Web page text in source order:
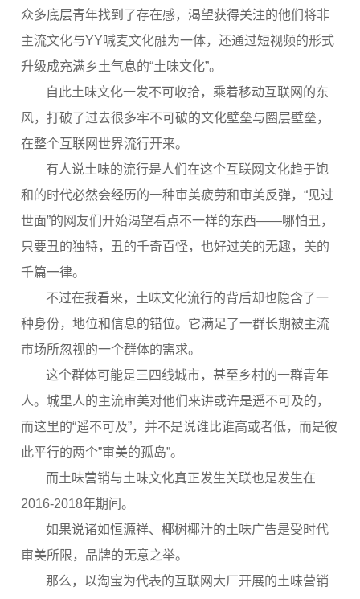
众多底层青年找到了存在感，渴望获得关注的他们将非
主流文化与YY喊麦文化融为一体，还通过短视频的形式
升级成充满乡土气息的“土味文化”。
自此土味文化一发不可收拾，乘着移动互联网的东
风，打破了过去很多牢不可破的文化壁垒与圈层壁垒，
在整个互联网世界流行开来。
有人说土味的流行是人们在这个互联网文化趋于饱
和的时代必然会经历的一种审美疲劳和审美反弹，“见过
世面”的网友们开始渴望看点不一样的东西——哪怕丑，
只要丑的独特，丑的千奇百怪，也好过美的无趣，美的
千篇一律。
不过在我看来，土味文化流行的背后却也隐含了一
种身份，地位和信息的错位。它满足了一群长期被主流
市场所忽视的一个群体的需求。
这个群体可能是三四线城市，甚至乡村的一群青年
人。城里人的主流审美对他们来讲或许是遥不可及的，
而这里的“遥不可及”，并不是说谁比谁高或者低，而是彼
此平行的两个”审美的孤岛”。
而土味营销与土味文化真正发生关联也是发生在
2016-2018年期间。
如果说诸如恒源祥、椰树椰汁的土味广告是受时代
审美所限，品牌的无意之举。
那么，以淘宝为代表的互联网大厂开展的土味营销